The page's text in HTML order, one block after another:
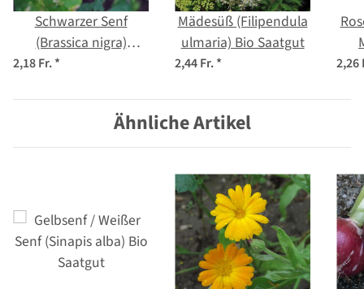
Schwarzer Senf
(Brassica nigra)
2,18 Fr.*
Mädesüß (Filipendula
ulmaria) Bio Saatgut
2,44 Fr.* 2,26
Ähnliche Artikel